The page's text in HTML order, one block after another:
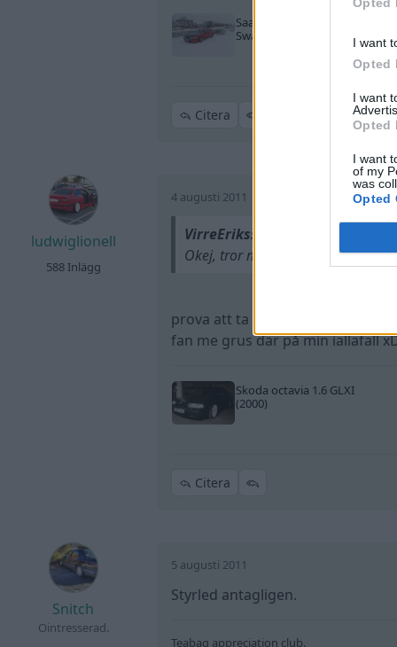
I want
Opted
I want
Opted
I want
of my
was
Opted
Saab 9000 2,0t
Swapped"
Citera
ludwiglionell
588 Inlägg
4 augusti 2011
VirreEriksson skrev:
Okej, tror mer på något vid
prova att ta bort hjulet och hissa
fan me grus där på min iallafall
Skoda octavia 1.6 GLXI
(2000)
Citera
Snitch
Ointresserad.
5 augusti 2011
Styrled antagligen.
Teabag appreciation club.